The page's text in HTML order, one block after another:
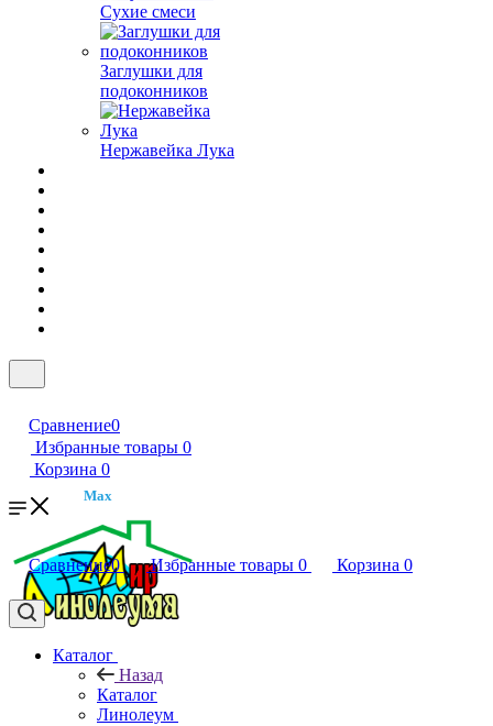
Сухие смеси
Заглушки для
подоконников
Нержавейка Лука
Сравнение0
Избранные товары 0
Корзина 0
Max
Сравнение0 Избранные товары 0 Корзина 0
Каталог
Назад
Каталог
Линолеум